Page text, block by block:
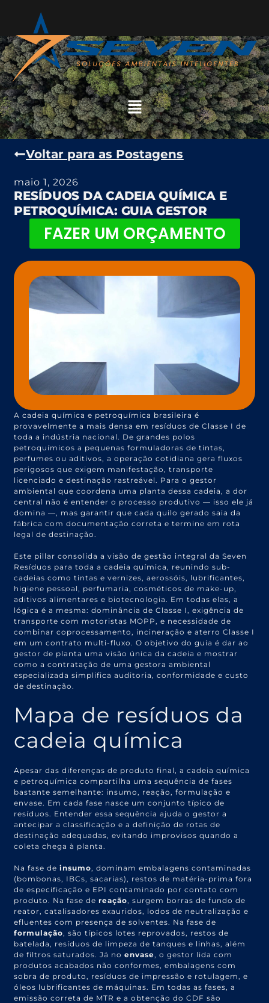
Voltar para as Postagens
maio 1, 2026
RESÍDUOS DA CADEIA QUÍMICA E
PETROQUÍMICA: GUIA GESTOR
FAZER UM ORÇAMENTO
A cadeia química e petroquímica brasileira é
provavelmente a mais densa em resíduos de Classe I de
toda a indústria nacional. De grandes polos
petroquímicos a pequenas formuladoras de tintas,
perfumes ou aditivos, a operação cotidiana gera fluxos
perigosos que exigem manifestação, transporte
licenciado e destinação rastreável. Para o gestor
ambiental que coordena uma planta dessa cadeia, a dor
central não é entender o processo produtivo — isso ele já
domina —, mas garantir que cada quilo gerado saia da
fábrica com documentação correta e termine em rota
legal de destinação.
Este pillar consolida a visão de gestão integral da Seven
Resíduos para toda a cadeia química, reunindo sub-
cadeias como tintas e vernizes, aerossóis, lubrificantes,
higiene pessoal, perfumaria, cosméticos de make-up,
aditivos alimentares e biotecnologia. Em todas elas, a
lógica é a mesma: dominância de Classe I, exigência de
transporte com motoristas MOPP, e necessidade de
combinar coprocessamento, incineração e aterro Classe I
em um contrato multi-fluxo. O objetivo do guia é dar ao
gestor de planta uma visão única da cadeia e mostrar
como a contratação de uma gestora ambiental
especializada simplifica auditoria, conformidade e custo
de destinação.
Mapa de resíduos da
cadeia química
Apesar das diferenças de produto final, a cadeia química
e petroquímica compartilha uma sequência de fases
bastante semelhante: insumo, reação, formulação e
envase. Em cada fase nasce um conjunto típico de
resíduos. Entender essa sequência ajuda o gestor a
antecipar a classificação e a definição de rotas de
destinação adequadas, evitando improvisos quando a
coleta chega à planta.
Na fase deinsumo, dominam embalagens contaminadas
(bombonas, IBCs, sacarias), restos de matéria-prima fora
de especificação e EPI contaminado por contato com
produto. Na fase dereação, surgem borras de fundo de
reator, catalisadores exauridos, lodos de neutralização e
efluentes com presença de solventes. Na fase de
formulação, são típicos lotes reprovados, restos de
batelada, resíduos de limpeza de tanques e linhas, além
de filtros saturados. Já noenvase, o gestor lida com
produtos acabados não conformes, embalagens com
sobra de produto, resíduos de impressão e rotulagem, e
óleos lubrificantes de máquinas. Em todas as fases, a
emissão correta de MTR e a obtenção do CDF são